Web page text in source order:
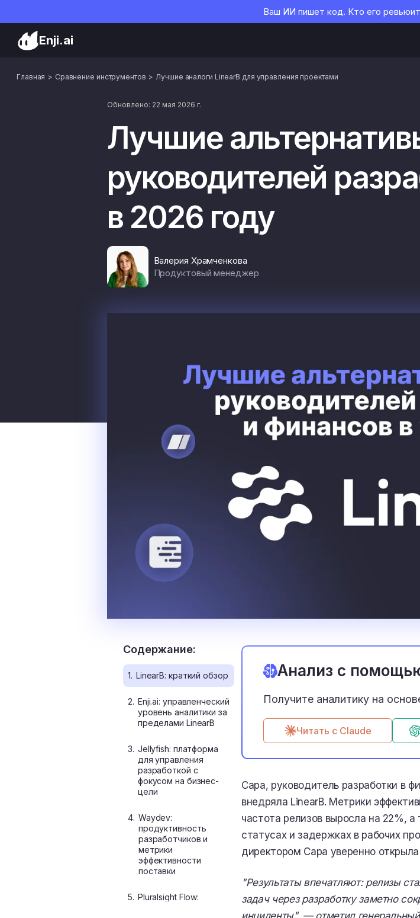
Ваш ИИ пишет код. Кто его
Enji.ai
Главная Сравнение инструментов Лучшие аналоги LinearB для управления проектами
Обновлено: 22 мая 2026 г.
Лучшие
руководителей
в 2026 году
Валерия Храмченкова
Продуктовый менеджер
Содержание:
1. LinearB: краткий обзор
2. Enji.ai: управленческий
уровень аналитики за
пределами LinearB
3. Jellyfish: платформа
для управления
разработкой с
фокусом на бизнес-
цели
4. Waydev:
продуктивность
разработчиков и
метрики
эффективности
поставки
5. Pluralsight Flow:
Анализ с
Получите аналитику на
Читать с Claude
Сара, руководитель разработки в
внедряла LinearB. Метрики
частота релизов выросла на 22%,
статусах и задержках в рабочих
директором Сара уверенно
"Результаты впечатляют: релизы
задач через разработку заметно